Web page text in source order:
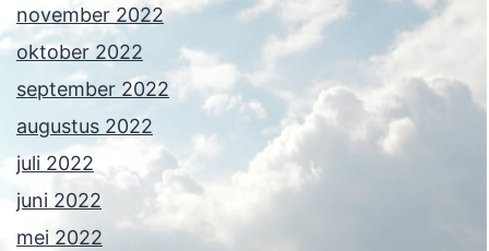
november 2022
oktober 2022
september 2022
augustus 2022
juli 2022
juni 2022
mei 2022